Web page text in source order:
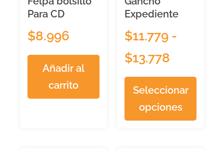
Para CD
$8.996
Añadir al
carrito
Expediente
$11.779 -
$13.778
Seleccionar
opciones